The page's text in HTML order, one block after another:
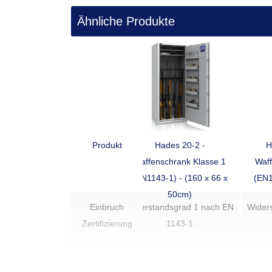
Alle Modelle der Serie Zeus
Name Außenmaße**
150 x 55 x 45 cm
160 x 55 x 50 cm
160 x 60 x 50 cm
160 x 66 x 50 cm
**Die hier aufgeführten Abmessungen sind die
Bitte berücksichtigen Sie dies bei Ihren
Ähnliche Produkte
Produkt
Einbruch
Zertifizierung
Hades 20-2 -
Waffenschrank Klasse 1
(EN1143-1) - (160 x 66 x
50cm)
Widerstandsgrad 1 nach EN
1143-1